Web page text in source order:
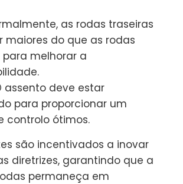
as rodas traseiras
maiores do que as rodas
melhorar a
assento deve estar
para proporcionar um
controlo ótimos.
são incentivados a inovar
diretrizes, garantindo que a
permaneça em